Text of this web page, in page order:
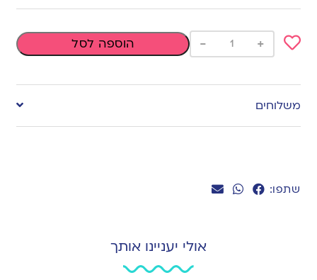
שתפו:
to
wishlist
+
- הוספה לסל
משלוחים
אולי יעניינו אותך